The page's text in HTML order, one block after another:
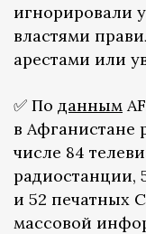
игнорировали
властями
арестами или
✅ По данным
в Афганистане
числе 84
радиостанции,
и 52 печатных
массовой